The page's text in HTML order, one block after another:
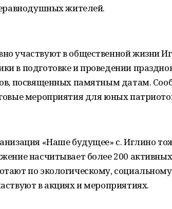
жителей.
участвуют в общественной жизни
в подготовке и проведении
посвященных памятным датам.
мероприятия для юных
«Наше будущее» с. Иглино
насчитывает более 200 активных
по экологическому,
в акциях и мероприятиях.